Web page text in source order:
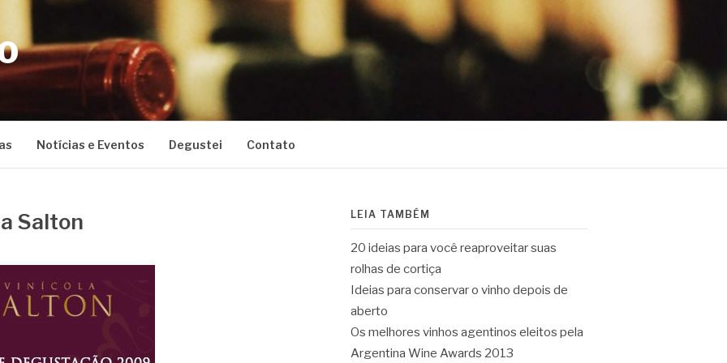
Notícias e Eventos Degustei Contato
Salton LEIA TAMBÉM
20 ideias para você reaproveitar suas
rolhas de cortiça
Ideias para conservar o vinho depois de
aberto
Os melhores vinhos agentinos eleitos pela
Argentina Wine Awards 2013